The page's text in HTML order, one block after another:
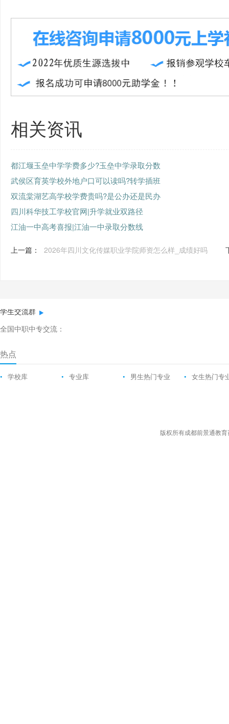
相关资讯
都江堰玉垒中学学费多少?玉垒中学录取分数
武侯区育英学校外地户口可以读吗?转学插班
双流棠湖艺高学校学费贵吗?是公办还是民办
四川科华技工学校官网|升学就业双路径
江油一中高考喜报|江油一中录取分数线
上一篇： 2026年四川文化传媒职业学院师资怎么样_成绩好吗
学生交流群
全国中职中专交流：
热点
• 学校库 • 专业库 • 男生热门专业 • 女生热门专
版权所有成都前景通教